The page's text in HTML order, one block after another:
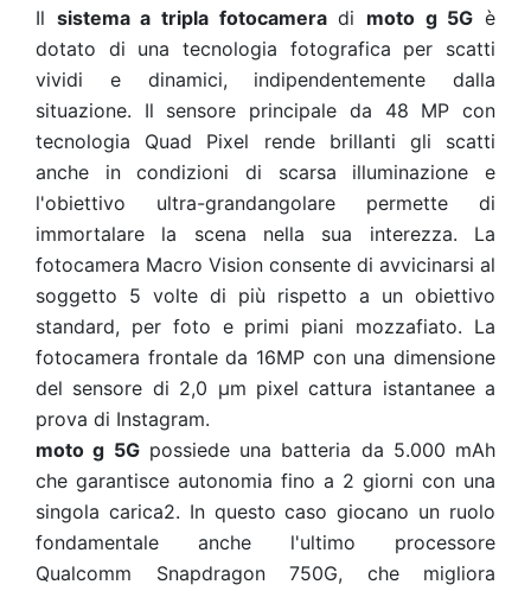
Il sistema a tripla fotocameradi moto g 5G è
dotato di una tecnologia fotografica per scatti
vividi e dinamici, indipendentemente dalla
situazione. Il sensore principale da 48 MP con
tecnologia Quad Pixel rende brillanti gli scatti
anche in condizioni di scarsa illuminazione e
l'obiettivo ultra-grandangolare permette di
immortalare la scena nella sua interezza. La
fotocamera Macro Vision consente di avvicinarsi al
soggetto 5 volte di più rispetto a un obiettivo
standard, per foto e primi piani mozzafiato. La
fotocamera frontale da 16MP con una dimensione
del sensore di 2,0 μm pixel cattura istantanee a
prova di Instagram.
moto g 5Gpossiede una batteria da 5.000 mAh
che garantisce autonomia fino a 2 giorni con una
singola carica2. In questo caso giocano un ruolo
fondamentale anche l'ultimo processore
Qualcomm Snapdragon 750G, che migliora